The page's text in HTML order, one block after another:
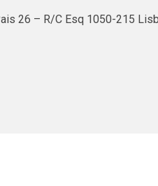
26 – R/C Esq 1050-215